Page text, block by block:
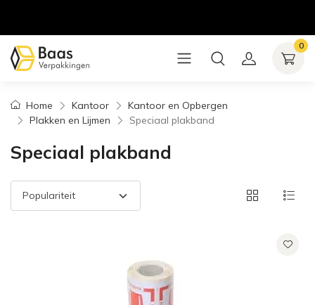
0
Home Kantoor
Kantoor en Opbergen
Plakken en Lijmen
Speciaal plakband
Speciaal plakband